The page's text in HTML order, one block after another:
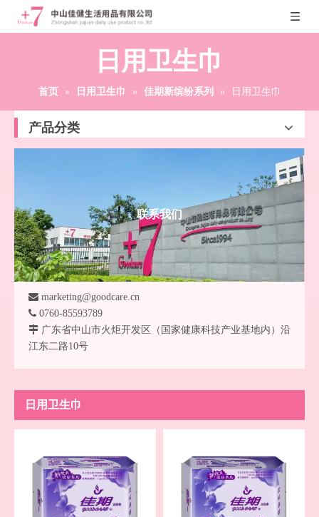
日用卫生巾
首页 » 日用卫生巾 » 佳期新缤纷系列 » 日用卫生巾
产品分类
联系我们
 marketing@goodcare.cn
 0760-85593789
 广东省中山市火炬开发区（国家健康科技产业基地内）沿
江东二路10号
日用卫生巾